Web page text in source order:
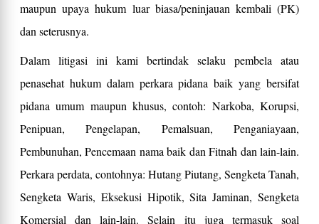
maupun upaya hukum luar biasa/peninjauan kembali (PK)
dan seterusnya.
Dalam litigasi ini kami bertindak selaku pembela atau
penasehat hukum dalam perkara pidana baik yang bersifat
pidana umum maupun khusus, contoh: Narkoba, Korupsi,
Penipuan, Pengelapan, Pemalsuan, Penganiayaan,
Pembunuhan, Pencemaan nama baik dan Fitnah dan lain-lain.
Perkara perdata, contohnya: Hutang Piutang, Sengketa Tanah,
Sengketa Waris, Eksekusi Hipotik, Sita Jaminan, Sengketa
Komersial dan lain-lain. Selain itu juga termasuk soal